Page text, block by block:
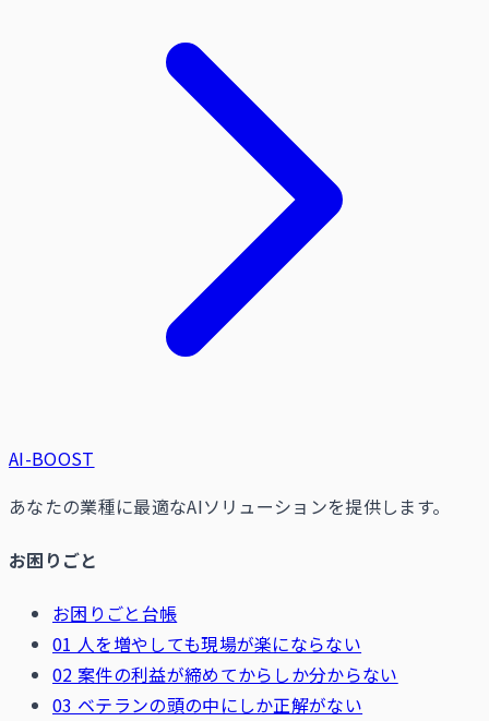
AI-BOOST
あなたの業種に最適なAIソリューションを提供します。
お困りごと
お困りごと台帳
01 人を増やしても現場が楽にならない
02 案件の利益が締めてからしか分からない
03 ベテランの頭の中にしか正解がない